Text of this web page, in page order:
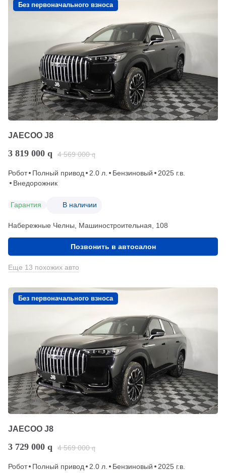
Без первоначального взноса
JAECOO J8
3 819 000 q 4 569 000 q
Робот Полный привод 2.0 л. Бензиновый
2025 г.в.
Внедорожник
Гарантия В наличии
Набережные Челны, Машиностроительная, 108
Позвонить в автосалон
Еще 13 похожих авто
Без первоначального взноса
JAECOO J8
3 729 000 q 4 569 000 q
Робот Полный привод 2.0 л. Бензиновый
2025 г.в.